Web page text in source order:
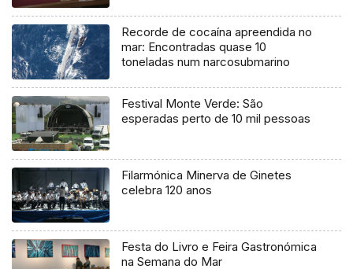
Recorde de cocaína apreendida no
mar: Encontradas quase 10
toneladas num narcosubmarino
Festival Monte Verde: São
esperadas perto de 10 mil pessoas
Filarmónica Minerva de Ginetes
celebra 120 anos
Festa do Livro e Feira Gastronómica
na Semana do Mar